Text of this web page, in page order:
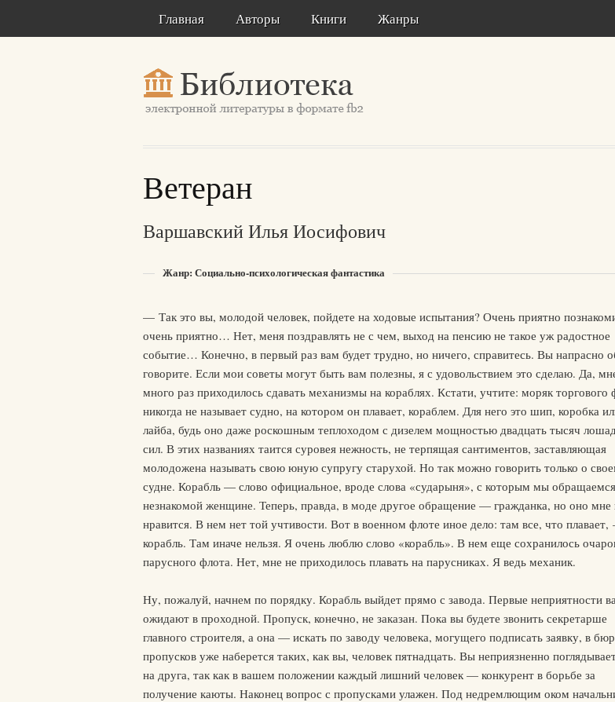
Главная Авторы Книги Жанры
Ветеран
Варшавский Илья Иосифович
Жанр: Социально-психологическая фантастика
— Так это вы, молодой человек, пойдете на ходовые испытания? Очень приятно
очень приятно… Нет, меня поздравлять не с чем, выход на пенсию не такое уж радостное
событие… Конечно, в первый раз вам будет трудно, но ничего, справитесь. Вы напрасно
говорите. Если мои советы могут быть вам полезны, я с удовольствием это сделаю. Да,
много раз приходилось сдавать механизмы на кораблях. Кстати, учтите: моряк торгового
никогда не называет судно, на котором он плавает, кораблем. Для него это шип, коробка
лайба, будь оно даже роскошным теплоходом с дизелем мощностью двадцать тысяч
сил. В этих названиях таится суровея нежность, не терпящая сантиментов, заставляющая
молодожена называть свою юную супругу старухой. Но так можно говорить только о
судне. Корабль — слово официальное, вроде слова «сударыня», с которым мы
незнакомой женщине. Теперь, правда, в моде другое обращение — гражданка, но оно мне
нравится. В нем нет той учтивости. Вот в военном флоте иное дело: там все, что
корабль. Там иначе нельзя. Я очень люблю слово «корабль». В нем еще сохранилось
парусного флота. Нет, мне не приходилось плавать на парусниках. Я ведь механик.
Ну, пожалуй, начнем по порядку. Корабль выйдет прямо с завода. Первые неприятности
ожидают в проходной. Пропуск, конечно, не заказан. Пока вы будете звонить секретарше
главного строителя, а она — искать по заводу человека, могущего подписать заявку, в
пропусков уже наберется таких, как вы, человек пятнадцать. Вы неприязненно
на друга, так как в вашем положении каждый лишний человек — конкурент в борьбе за
получение каюты. Наконец вопрос с пропусками улажен. Под недремлющим оком